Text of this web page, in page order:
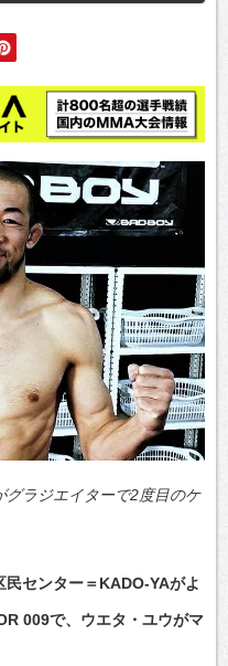
グラジエイターで2度目のケ
センター＝KADO-YAがよ
009で、ウエタ・ユウがマ